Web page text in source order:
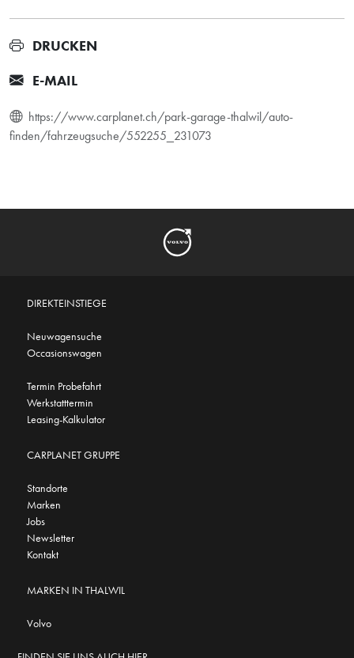
DRUCKEN
E-MAIL
https://www.carplanet.ch/park-garage-thalwil/auto-
finden/fahrzeugsuche/552255_231073
DIREKTEINSTIEGE
Neuwagensuche
Occasionswagen
Termin Probefahrt
Werkstatttermin
Leasing-Kalkulator
CARPLANET GRUPPE
Standorte
Marken
Jobs
Newsletter
Kontakt
MARKEN IN THALWIL
Volvo